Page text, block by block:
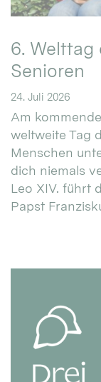
6. Welttag
Senioren
24. Juli 2026
Am
weltweite Tag
Menschen
dich niemals
Leo XIV. führt
Papst